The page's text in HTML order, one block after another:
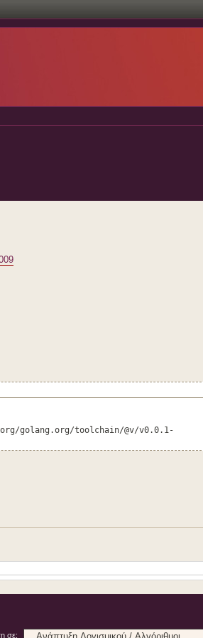
golang.org/toolchain/@v/v0.0.1-
σε: